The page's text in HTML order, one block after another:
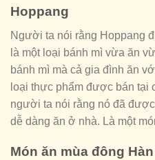
Hoppang
Người ta nói rằng Hoppang
là một loại bánh mì vừa ăn
bánh mì mà cả gia đình ăn
loại thực phẩm được bán tại
người ta nói rằng nó đã
dễ dàng ăn ở nhà. Là một
Món ăn mùa đông